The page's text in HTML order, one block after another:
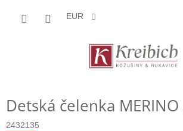
EUR
Detská čelenka
2432135